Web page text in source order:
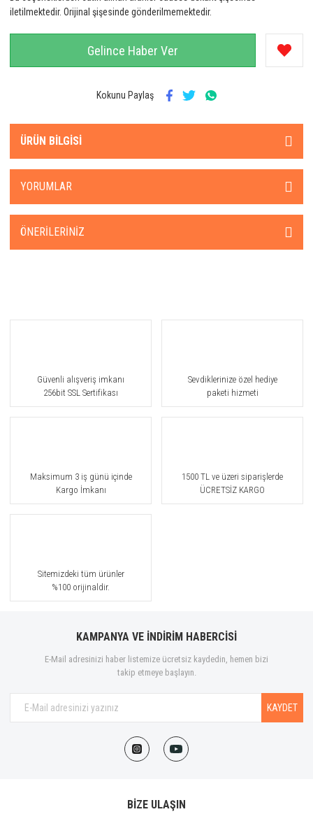
iletilmektedir. Orijinal şişesinde gönderilmemektedir.
Gelince Haber Ver
Kokunu Paylaş
ÜRÜN BILGISI
YORUMLAR
ÖNERILERINIZ
Güvenli alışveriş imkanı
256bit SSL Sertifikası
Sevdiklerinize özel hediye
paketi hizmeti
Maksimum 3 iş günü içinde
Kargo İmkanı
1500 TL ve üzeri siparişlerde
ÜCRETSİZ KARGO
Sitemizdeki tüm ürünler
%100 orijinaldir.
KAMPANYA VE İNDİRİM HABERCİSİ
E-Mail adresinizi haber listemize ücretsiz kaydedin, hemen bizi
takip etmeye başlayın.
KAYDET
BİZE ULAŞIN